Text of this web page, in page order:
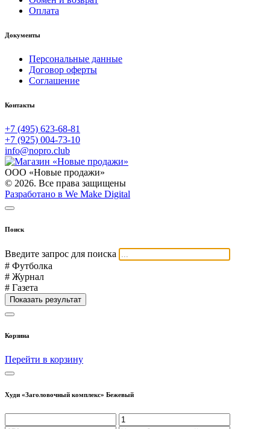
Оплата
Документы
Персональные данные
Договор оферты
Соглашение
Контакты
+7 (495) 623-68-81
+7 (925) 004-73-10
info@nopro.club
ООО «Новые продажи»
© 2026. Все права защищены
Разработано в We Make Digital
Поиск
Введите запрос для поиска
# Футболка
# Журнал
# Газета
Показать результат
Корзина
Перейти в корзину
Худи «Заголовочный комплекс» Бежевый